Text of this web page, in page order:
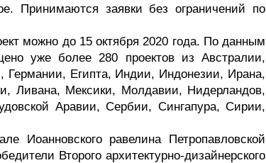
Принимаются заявки без ограничений по
можно до 15 октября 2020 года. По данным
уже более 280 проектов из Австралии,
Германии, Египта, Индии, Индонезии, Ирана,
Ливана, Мексики, Молдавии, Нидерландов,
Аравии, Сербии, Сингапура, Сирии,
Иоанновского равелина Петропавловской
Второго архитектурно-дизайнерского